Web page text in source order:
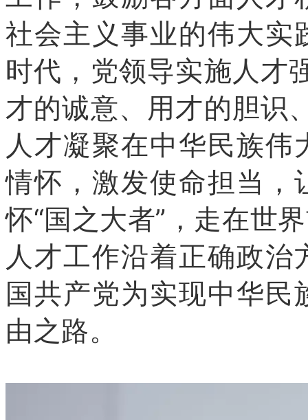
社会主义事业的伟大实
时代，党领导实施人才
才的诚意、用才的胆识
人才凝聚在中华民族
情怀，激发使命担当，
怀“国之大者”，走在世
人才工作沿着正确政
国共产党为实现中华
由之路。